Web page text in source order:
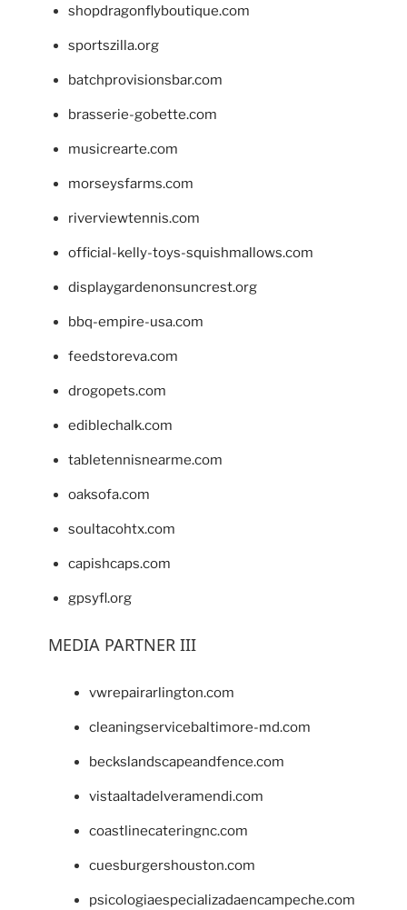
shopdragonflyboutique.com
sportszilla.org
batchprovisionsbar.com
brasserie-gobette.com
musicrearte.com
morseysfarms.com
riverviewtennis.com
official-kelly-toys-squishmallows.com
displaygardenonsuncrest.org
bbq-empire-usa.com
feedstoreva.com
drogopets.com
ediblechalk.com
tabletennisnearme.com
oaksofa.com
soultacohtx.com
capishcaps.com
gpsyfl.org
MEDIA PARTNER III
vwrepairarlington.com
cleaningservicebaltimore-md.com
beckslandscapeandfence.com
vistaaltadelveramendi.com
coastlinecateringnc.com
cuesburgershouston.com
psicologiaespecializadaencampeche.com